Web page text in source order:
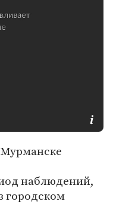
наблюдений,
городском